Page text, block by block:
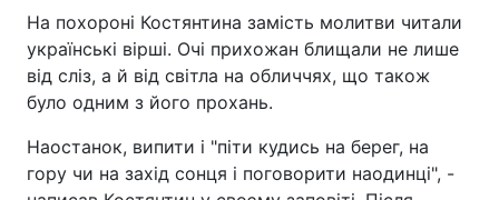
На похороні Костянтина замість молитви читали
українські вірші. Очі прихожан блищали не лише
від сліз, а й від світла на обличчях, що також
було одним з його прохань.
Наостанок, випити і "піти кудись на берег, на
гору чи на захід сонця і поговорити наодинці", -